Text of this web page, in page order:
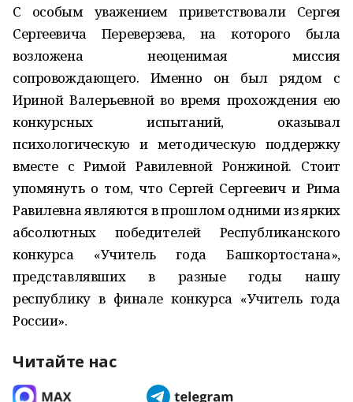
С особым уважением приветствовали Сергея
Сергеевича Переверзева, на которого была
возложена неоценимая миссия
сопровождающего. Именно он был рядом с
Ириной Валерьевной во время прохождения ею
конкурсных испытаний, оказывал
психологическую и методическую поддержку
вместе с Римой Равилевной Ронжиной. Стоит
упомянуть о том, что Сергей Сергеевич и Рима
Равилевна являются в прошлом одними из ярких
абсолютных победителей Республиканского
конкурса «Учитель года Башкортостана»,
представлявших в разные годы нашу
республику в финале конкурса «Учитель года
России».
Читайте нас